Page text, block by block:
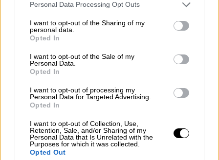
Please note that this website/app uses one or more Google
not limited to your visit or usage behaviour. You may click to
grant or deny consent to Google and its third-party tags to
use your data for below specified purposes in below Google
consent section.
Personal Data Processing Opt Outs
I want to opt-out of the Sharing of my
personal data.
Opted In
I want to opt-out of the Sale of my
Personal Data.
Opted In
I want to opt-out of processing my
Personal Data for Targeted Advertising.
Opted In
I want to opt-out of Collection, Use,
Retention, Sale, and/or Sharing of my
Personal Data that Is Unrelated with the
Purposes for which it was collected.
Opted Out
την παρουσία του στα κεντρικά γραφεία της